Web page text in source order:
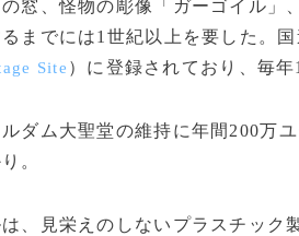
窓、怪物の彫像「ガーゴイル」
までには1世紀以上を要した。
Site ）に登録されており、毎年
ダム大聖堂の維持に年間200万
。
、見栄えのしないプラスチック